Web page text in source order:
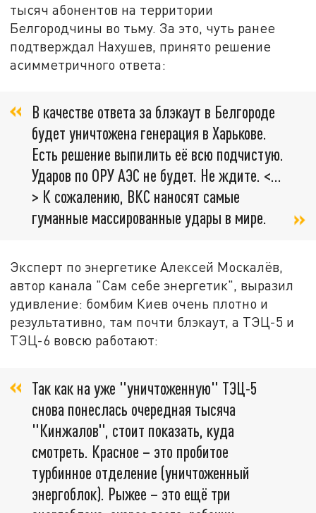
тысяч абонентов на территории
Белгородчины во тьму. За это, чуть ранее
подтверждал Нахушев, принято решение
асимметричного ответа:
В качестве ответа за блэкаут в Белгороде
будет уничтожена генерация в Харькове.
Есть решение выпилить её всю подчистую.
Ударов по ОРУ АЭС не будет. Не ждите. <…
> К сожалению, ВКС наносят самые
гуманные массированные удары в мире.
Эксперт по энергетике Алексей Москалёв,
автор канала "Сам себе энергетик", выразил
удивление: бомбим Киев очень плотно и
результативно, там почти блэкаут, а ТЭЦ-5 и
ТЭЦ-6 вовсю работают:
Так как на уже "уничтоженную" ТЭЦ-5
снова понеслась очередная тысяча
"Кинжалов", стоит показать, куда
смотреть. Красное – это пробитое
турбинное отделение (уничтоженный
энергоблок). Рыжее – это ещё три